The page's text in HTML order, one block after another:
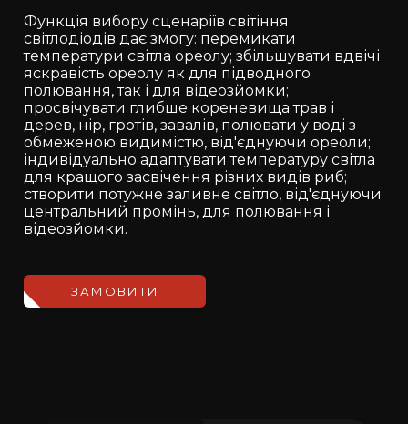
Функція вибору сценаріїв світіння
світлодіодів дає змогу: перемикати
температури світла ореолу; збільшувати вдвічі
яскравість ореолу як для підводного
полювання, так і для відеозйомки;
просвічувати глибше кореневища трав і
дерев, нір, гротів, завалів, полювати у воді з
обмеженою видимістю, від'єднуючи ореоли;
індивідуально адаптувати температуру світла
для кращого засвічення різних видів риб;
створити потужне заливне світло, від'єднуючи
центральний промінь, для полювання і
відеозйомки.
ЗАМОВИТИ